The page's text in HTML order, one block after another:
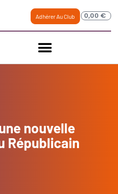
Adhérer Au Club 0,00 €
nouvelle
Républicain